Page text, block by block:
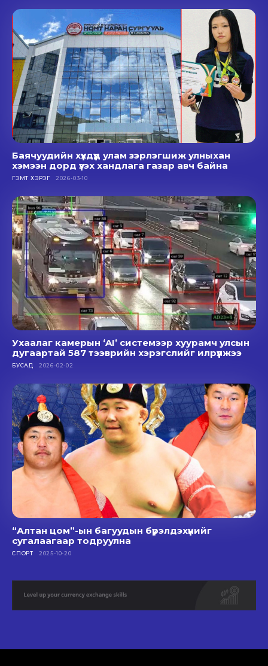
Баячуудийн хүүхдүүд улам зэрлэгшиж улныхан
хэмээн дорд үзэх хандлага газар авч байна
ГЭМТ ХЭРЭГ 2026-03-10
Ухаалаг камерын ‘AI’ системээр хуурамч улсын
дугаартай 587 тээврийн хэрэгслийг илрүүлжээ
БУСАД 2026-02-02
“Алтан цом”-ын багуудын бүрэлдэхүүнийг
сугалаагаар тодруулна
СПОРТ 2025-10-20